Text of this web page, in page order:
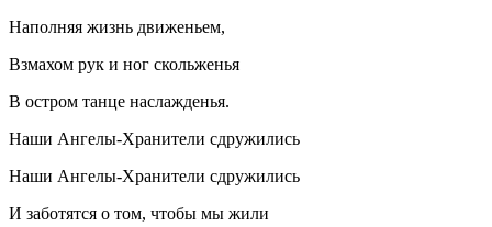
Наполняя жизнь движеньем,
Взмахом рук и ног скольженья
В остром танце наслажденья.
Наши Ангелы-Хранители сдружились
Наши Ангелы-Хранители сдружились
И заботятся о том, чтобы мы жили